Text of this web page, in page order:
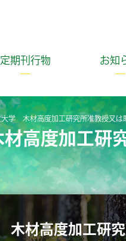
定期刊行物 お知
学 木材高度加工研究所准教授又は
高度加工研
材高度加工研